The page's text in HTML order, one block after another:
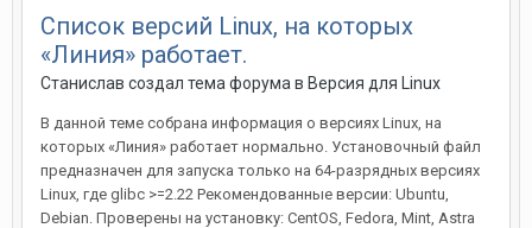
Cписок версий Linux, на которых
«Линия» работает.
Станислав создал тема форума в Версия для Linux
В данной теме собрана информация о версиях Linux, на
которых «Линия» работает нормально. Установочный файл
предназначен для запуска только на 64-разрядных версиях
Linux, где glibc >=2.22 Рекомендованные версии: Ubuntu,
Debian. Проверены на установку: CentOS, Fedora, Mint, Astra